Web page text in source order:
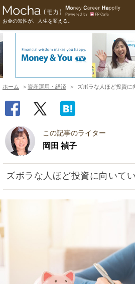
お金の知性が、人生を変える。
ホーム 資産運用・経済 ズボラな人ほど投資に
この記事のライター
岡田 禎子
ズボラな人ほど投資に向いて